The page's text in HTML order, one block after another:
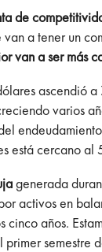
de
a tener un
van a ser más
ascendió
varios
está cercano
generada
activos en
años.